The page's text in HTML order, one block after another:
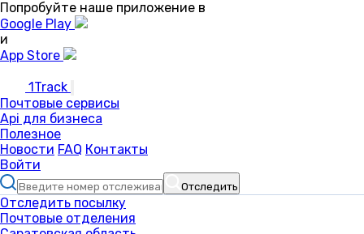
Попробуйте наше приложение в
Google Play
и
App Store
1Track
Почтовые сервисы
Api для бизнеса
Полезное
Новости FAQ Контакты
Войти
Отследить
Отследить посылку
Почтовые отделения